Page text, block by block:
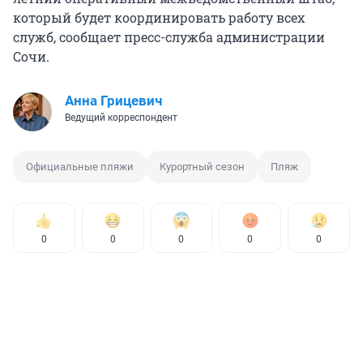
который будет координировать работу всех
служб, сообщает пресс-служба администрации
Сочи.
Анна Грицевич
Ведущий корреспондент
Официальные пляжи Курортный сезон Пляж
0 0 0 0 0